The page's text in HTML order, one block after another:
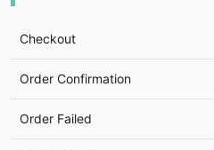
Checkout
Order Confirmation
Order Failed